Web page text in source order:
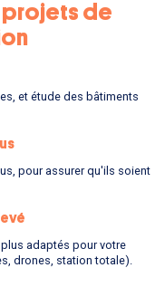
projets de
et étude des bâtiments
pour assurer qu'ils soient
adaptés pour votre
drones, station totale).